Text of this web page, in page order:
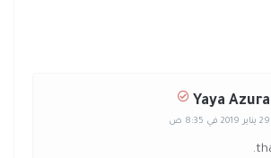
Yaya Azura
29 يناير 2019 في 8:35 ص